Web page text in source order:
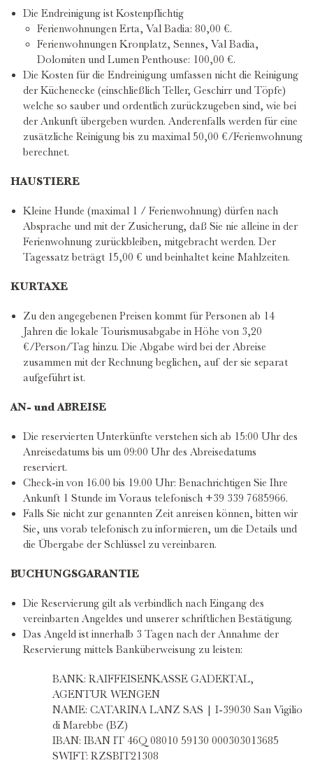
Die Endreinigung ist Kostenpflichtig
Ferienwohnungen Erta, Val Badia: 80,00 €.
Ferienwohnungen Kronplatz, Sennes, Val Badia,
Dolomiten und Lumen Penthouse: 100,00 €.
Die Kosten für die Endreinigung umfassen nicht die Reinigung
der Küchenecke (einschließlich Teller, Geschirr und Töpfe)
welche so sauber und ordentlich zurückzugeben sind, wie bei
der Ankunft übergeben wurden. Anderenfalls werden für eine
zusätzliche Reinigung bis zu maximal 50,00 €/Ferienwohnung
berechnet.
HAUSTIERE
Kleine Hunde (maximal 1 / Ferienwohnung) dürfen nach
Absprache und mit der Zusicherung, daß Sie nie alleine in der
Ferienwohnung zurückbleiben, mitgebracht werden. Der
Tagessatz beträgt 15,00 € und beinhaltet keine Mahlzeiten.
KURTAXE
Zu den angegebenen Preisen kommt für Personen ab 14
Jahren die lokale Tourismusabgabe in Höhe von 3,20
€/Person/Tag hinzu. Die Abgabe wird bei der Abreise
zusammen mit der Rechnung beglichen, auf der sie separat
aufgeführt ist.
AN- und ABREISE
Die reservierten Unterkünfte verstehen sich ab 15:00 Uhr des
Anreisedatums bis um 09:00 Uhr des Abreisedatums
reserviert.
Check-in von 16.00 bis 19.00 Uhr: Benachrichtigen Sie Ihre
Ankunft 1 Stunde im Voraus telefonisch +39 339 7685966.
Falls Sie nicht zur genannten Zeit anreisen können, bitten wir
Sie, uns vorab telefonisch zu informieren, um die Details und
die Übergabe der Schlüssel zu vereinbaren.
BUCHUNGSGARANTIE
Die Reservierung gilt als verbindlich nach Eingang des
vereinbarten Angeldes und unserer schriftlichen Bestätigung.
Das Angeld ist innerhalb 3 Tagen nach der Annahme der
Reservierung mittels Banküberweisung zu leisten:
BANK: RAIFFEISENKASSE GADERTAL,
AGENTUR WENGEN
NAME: CATARINA LANZ SAS | I-39030 San Vigilio
di Marebbe (BZ)
IBAN: IBAN IT 46Q 08010 59130 000303013685
SWIFT: RZSBIT21308